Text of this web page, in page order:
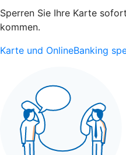
Sperren Sie Ihre Karte
kommen.
Karte und OnlineBanking